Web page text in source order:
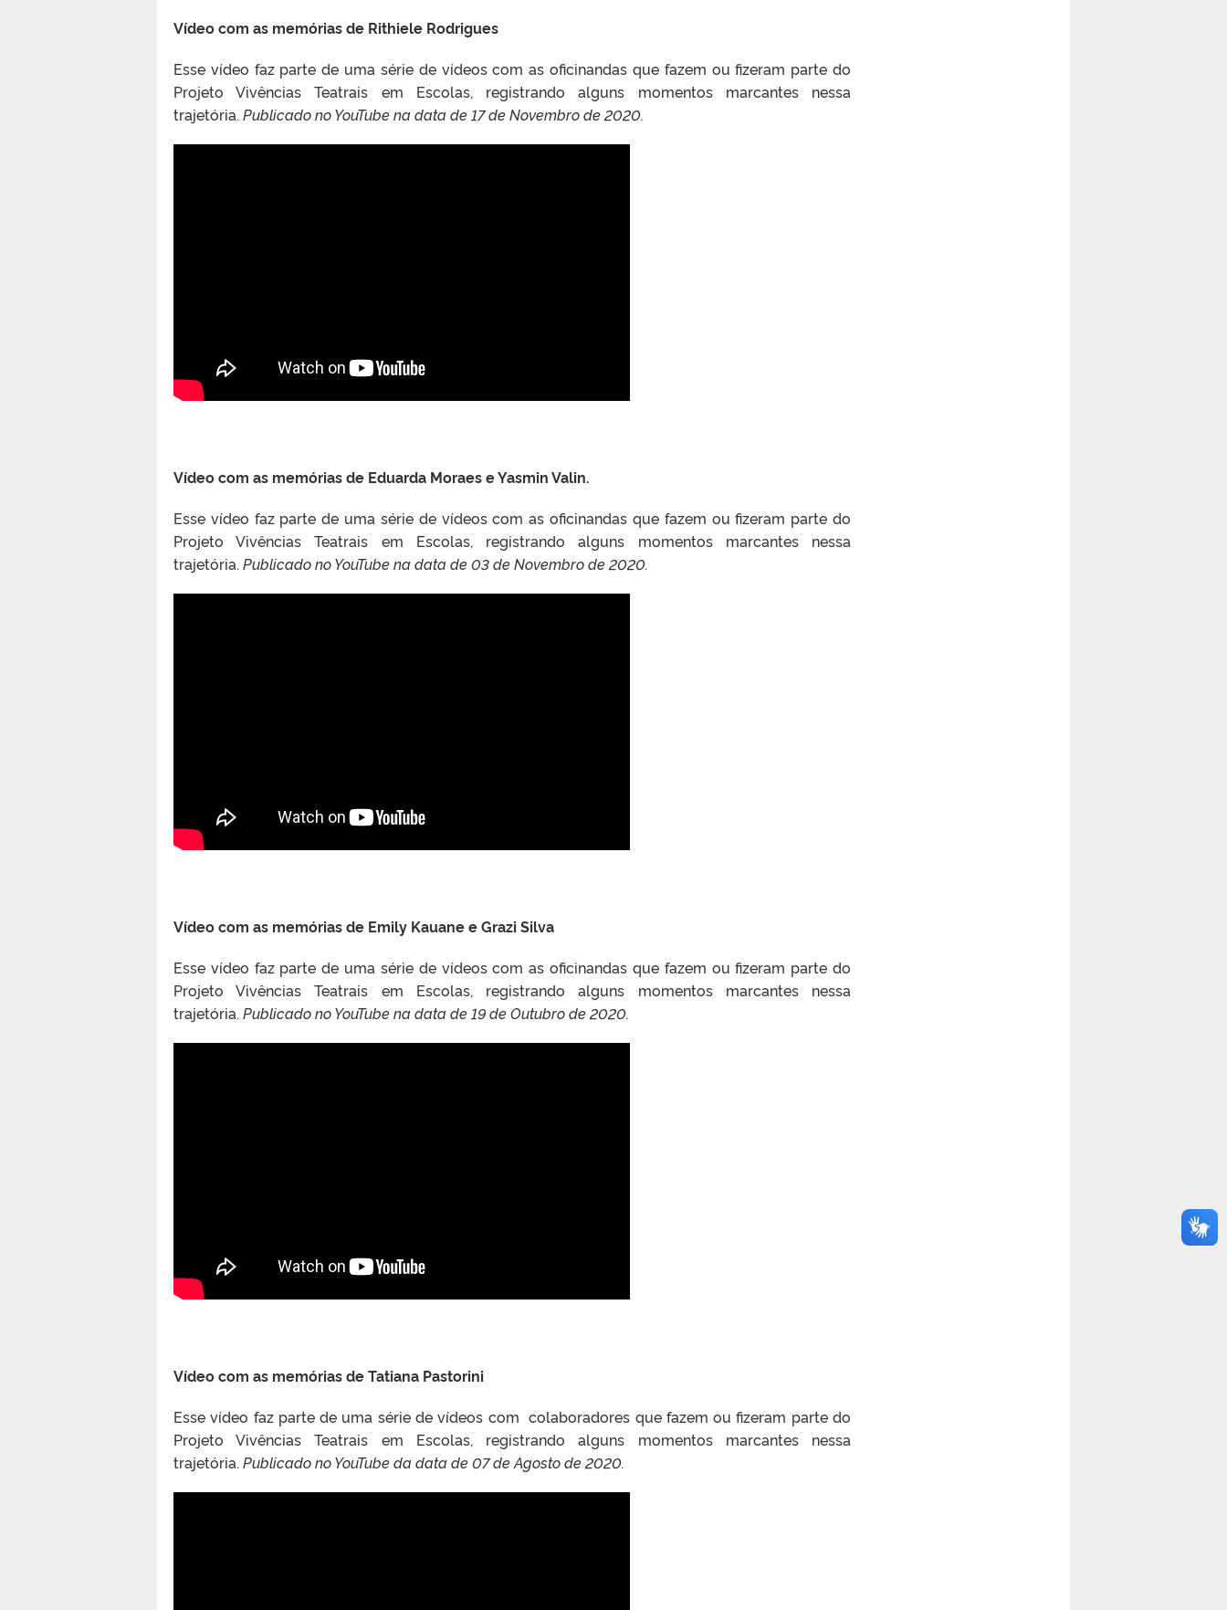
Vídeo com as memórias de Rithiele Rodrigues
Esse vídeo faz parte de uma série de vídeos com as oficinandas que fazem ou fizeram parte do
Projeto Vivências Teatrais em Escolas, registrando alguns momentos marcantes nessa
trajetória. Publicado no YouTube na data de 17 de Novembro de 2020.
Vídeo com as memórias de Eduarda Moraes e Yasmin Valin.
Esse vídeo faz parte de uma série de vídeos com as oficinandas que fazem ou fizeram parte do
Projeto Vivências Teatrais em Escolas, registrando alguns momentos marcantes nessa
trajetória. Publicado no YouTube na data de 03 de Novembro de 2020.
Vídeo com as memórias de Emily Kauane e Grazi Silva
Esse vídeo faz parte de uma série de vídeos com as oficinandas que fazem ou fizeram parte do
Projeto Vivências Teatrais em Escolas, registrando alguns momentos marcantes nessa
trajetória. Publicado no YouTube na data de 19 de Outubro de 2020.
Vídeo com as memórias de Tatiana Pastorini
Esse vídeo faz parte de uma série de vídeos com colaboradores que fazem ou fizeram parte do
Projeto Vivências Teatrais em Escolas, registrando alguns momentos marcantes nessa
trajetória. Publicado no YouTube da data de 07 de Agosto de 2020.